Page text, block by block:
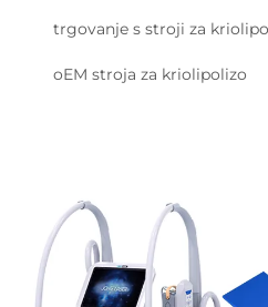
trgovanje s stroji za
oEM stroja za kriolipolizo